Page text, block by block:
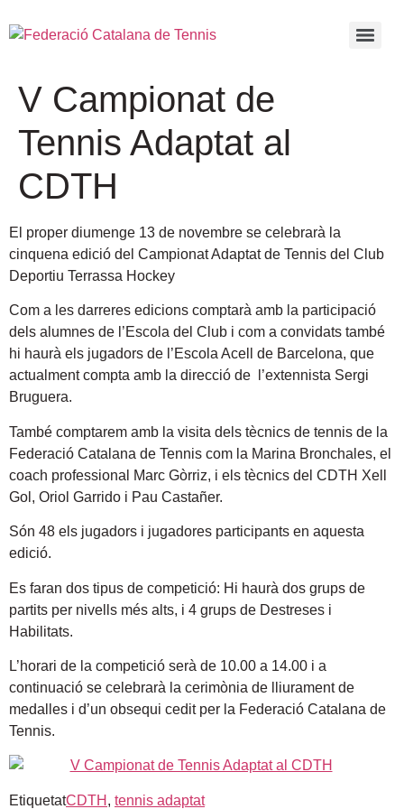
V Campionat de
Tennis Adaptat al
CDTH
El proper diumenge 13 de novembre se celebrarà la
cinquena edició del Campionat Adaptat de Tennis del Club
Deportiu Terrassa Hockey
Com a les darreres edicions comptarà amb la participació
dels alumnes de l’Escola del Club i com a convidats també
hi haurà els jugadors de l’Escola Acell de Barcelona, que
actualment compta amb la direcció de l’extennista Sergi
Bruguera.
També comptarem amb la visita dels tècnics de tennis de la
Federació Catalana de Tennis com la Marina Bronchales, el
coach professional Marc Gòrriz, i els tècnics del CDTH Xell
Gol, Oriol Garrido i Pau Castañer.
Són 48 els jugadors i jugadores participants en aquesta
edició.
Es faran dos tipus de competició: Hi haurà dos grups de
partits per nivells més alts, i 4 grups de Destreses i
Habilitats.
L’horari de la competició serà de 10.00 a 14.00 i a
continuació se celebrarà la cerimònia de lliurament de
medalles i d’un obsequi cedit per la Federació Catalana de
Tennis.
EtiquetatCDTH , tennis adaptat